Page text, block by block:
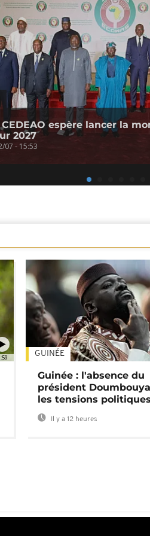
CEDEAO espère lancer la
2027
07 - 15:53
GUINÉE
Guinée : l'absence du
président
les tensions politiques
Il y a 12 heures